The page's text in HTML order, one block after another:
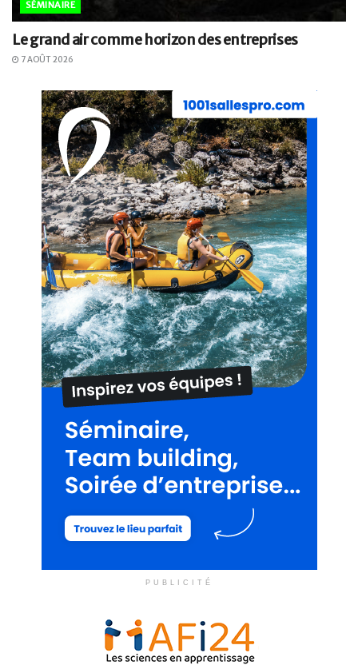
SÉMINAIRE
Le grand air comme horizon des entreprises
7 AOÛT 2026
PUBLICITÉ